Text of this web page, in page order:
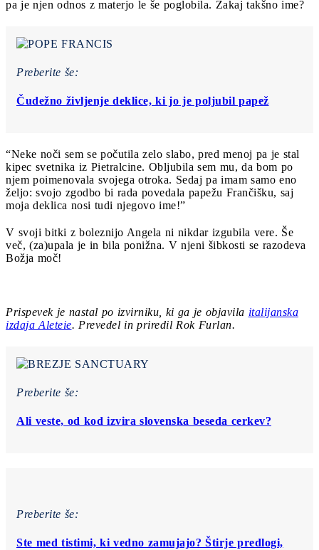
pa je njen odnos z materjo le še poglobila. Zakaj takšno ime?
Preberite še:
Čudežno življenje deklice, ki jo je poljubil papež
“Neke noči sem se počutila zelo slabo, pred menoj pa je stal
kipec svetnika iz Pietralcine. Obljubila sem mu, da bom po
njem poimenovala svojega otroka. Sedaj pa imam samo eno
željo: svojo zgodbo bi rada povedala papežu Frančišku, saj
moja deklica nosi tudi njegovo ime!”
V svoji bitki z boleznijo Angela ni nikdar izgubila vere. Še
več, (za)upala je in bila ponižna. V njeni šibkosti se razodeva
Božja moč!
Prispevek je nastal po izvirniku, ki ga je objavila italijanska
izdaja Aleteie. Prevedel in priredil Rok Furlan.
Preberite še:
Ali veste, od kod izvira slovenska beseda cerkev?
Preberite še:
Ste med tistimi, ki vedno zamujajo? Štirje predlogi,